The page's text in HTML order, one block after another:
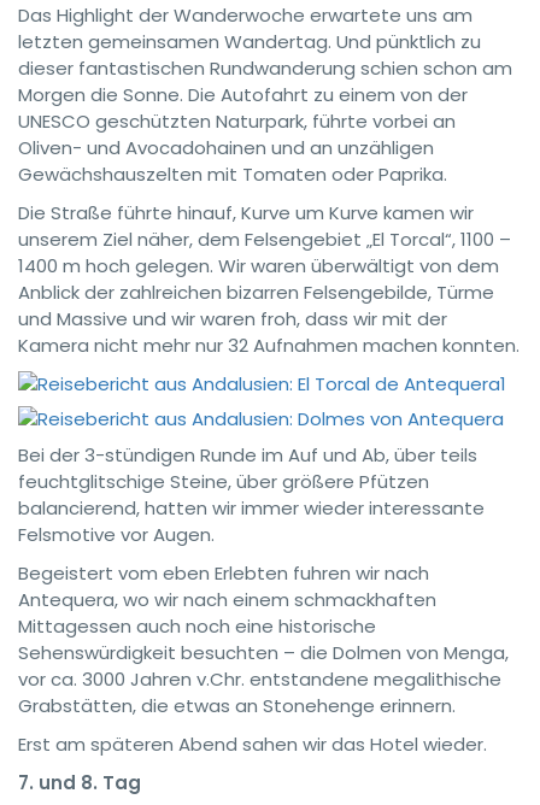
Das Highlight der Wanderwoche erwartete uns am
letzten gemeinsamen Wandertag. Und pünktlich zu
dieser fantastischen Rundwanderung schien schon am
Morgen die Sonne. Die Autofahrt zu einem von der
UNESCO geschützten Naturpark, führte vorbei an
Oliven- und Avocadohainen und an unzähligen
Gewächshauszelten mit Tomaten oder Paprika.
Die Straße führte hinauf, Kurve um Kurve kamen wir
unserem Ziel näher, dem Felsengebiet „El Torcal“, 1100 –
1400 m hoch gelegen. Wir waren überwältigt von dem
Anblick der zahlreichen bizarren Felsengebilde, Türme
und Massive und wir waren froh, dass wir mit der
Kamera nicht mehr nur 32 Aufnahmen machen konnten.
Bei der 3-stündigen Runde im Auf und Ab, über teils
feuchtglitschige Steine, über größere Pfützen
balancierend, hatten wir immer wieder interessante
Felsmotive vor Augen.
Begeistert vom eben Erlebten fuhren wir nach
Antequera, wo wir nach einem schmackhaften
Mittagessen auch noch eine historische
Sehenswürdigkeit besuchten – die Dolmen von Menga,
vor ca. 3000 Jahren v.Chr. entstandene megalithische
Grabstätten, die etwas an Stonehenge erinnern.
Erst am späteren Abend sahen wir das Hotel wieder.
7. und 8. Tag